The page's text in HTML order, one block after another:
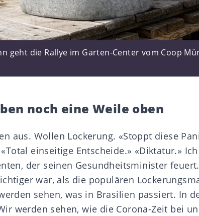
geht die Rallye im Garten-Center vom Coop
noch eine Weile oben
aus. Wollen Lockerung. «Stoppt diese
einseitige Entscheide.» «Diktatur.»
der seinen Gesundheitsminister
war, als die populären
sehen, was in Brasilien passiert. In
werden sehen, wie die Corona-Zeit bei